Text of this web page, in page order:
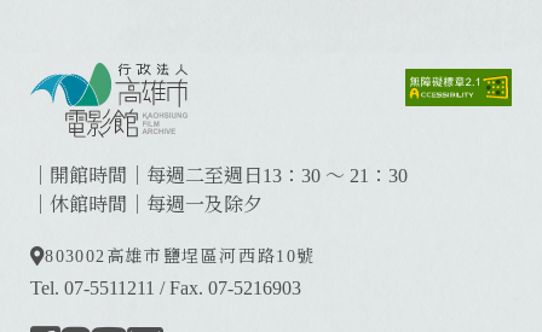
｜開館時間｜每週二至週日13：30 ～ 21：30
｜休館時間｜每週一及除夕
803002 高雄市鹽埕區河西路10號
Tel. 07-5511211 /Fax. 07-5216903